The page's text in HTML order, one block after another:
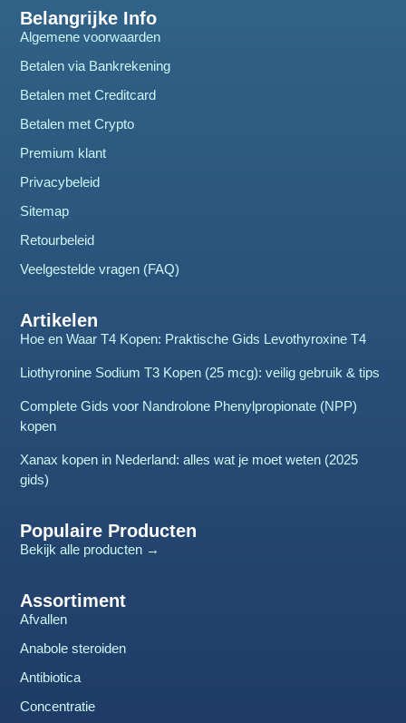
Belangrijke Info
Algemene voorwaarden
Betalen via Bankrekening
Betalen met Creditcard
Betalen met Crypto
Premium klant
Privacybeleid
Sitemap
Retourbeleid
Veelgestelde vragen (FAQ)
Artikelen
Hoe en Waar T4 Kopen: Praktische Gids Levothyroxine T4
Liothyronine Sodium T3 Kopen (25 mcg): veilig gebruik & tips
Complete Gids voor Nandrolone Phenylpropionate (NPP)
kopen
Xanax kopen in Nederland: alles wat je moet weten (2025
gids)
Populaire Producten
Bekijk alle producten →
Assortiment
Afvallen
Anabole steroiden
Antibiotica
Concentratie